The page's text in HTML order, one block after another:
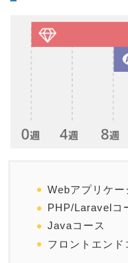
Webアプリケー
PHP/Laravelコ
Javaコース
フロントエンド